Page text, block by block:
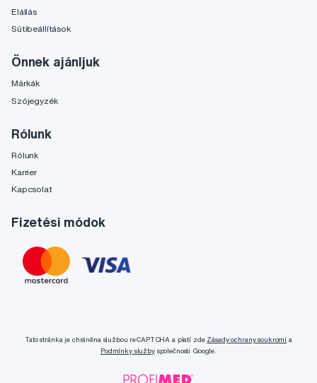
Elállás
Sütibeállítások
Önnek ajánljuk
Márkák
Szójegyzék
Rólunk
Rólunk
Karrier
Kapcsolat
Fizetési módok
Tato stránka je chráněna službou reCAPTCHA a platí zde Zásady ochrany soukromí a
Podmínky službyspolečnosti Google.